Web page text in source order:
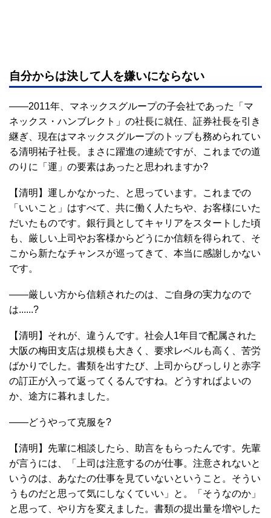
自分からは決して人を嫌いにならない
――2011年、マネックスグループの子会社であった「マ
ネックス・ハンブレクト」の社長に就任、証券社長を引き
継ぎ、現在はマネックスグループのトップも務められてい
る清明祐子社長。まさに躍進の連続ですが、これまでの道
のりに「運」の要素はあったと思われますか?
【清明】運しかなかった、と思っています。これまでの
「いいこと」はすべて、共に働く人たちや、お客様にいた
だいたものです。銀行員としてキャリアをスタートした頃
も、厳しい上司やお客様からどうにか信頼を得られて、そ
こから新たなチャンスが巡ってきて、本当に感謝しかない
です。
――厳しい方から信頼されたのは、ご自身の実力なので
は......?
【清明】それが、違うんです。社会人1年目で配属された
大阪の梅田支店は規模も大きく、要求レベルも高く、苦労
ばかりでした。書類を出すたび、上司からびっしりと赤字
の訂正が入って返ってくるんですね。どうすればよいの
か、途方に暮れました。
――どうやって克服を?
【清明】先輩に相談したら、助言をもらったんです。先輩
が言うには、「上司は注意するのが仕事。注意されないと
いうのは、あなたの仕事を見ていないということ。そうい
うものだと思って気にしなくていい」と。「そうなのか」
と思って、やり方を変えました。書類の提出量を増やした